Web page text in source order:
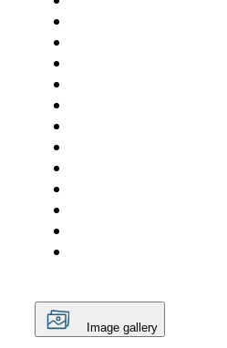
Image gallery